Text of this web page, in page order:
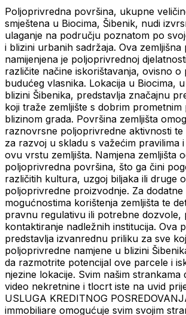
Poljoprivredna površina, ukupne
smještena u Biocima, Šibenik, nudi
ulaganje na području poznatom po
i blizini urbanih sadržaja. Ova zemljišna
namijenjena je poljoprivrednoj
različite načine iskorištavanja, ovisno o
budućeg vlasnika. Lokacija u Biocima,
blizini Šibenika, predstavlja značajnu
koji traže zemljište s dobrim prometnim
blizinom grada. Površina zemljišta
raznovrsne poljoprivredne aktivnosti
za razvoj u skladu s važećim pravilima
ovu vrstu zemljišta. Namjena zemljišta
poljoprivredna površina, što ga čini
različitih kultura, uzgoj biljaka ili druge
poljoprivredne proizvodnje. Za
mogućnostima korištenja zemljišta te
pravnu regulativu ili potrebne dozvole,
kontaktiranje nadležnih institucija. Ova
predstavlja izvanrednu priliku za sve
poljoprivredne namjene u blizini
da razmotrite potencijal ove parcele i
njezine lokacije. Svim našim strankama
video nekretnine i tlocrt iste na uvid
USLUGA KREDITNOG
immobiliare omogućuje svim svojim